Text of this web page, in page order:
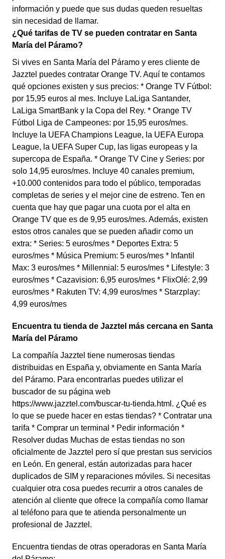
información y puede que sus dudas queden resueltas
sin necesidad de llamar.
¿Qué tarifas de TV se pueden contratar en Santa
María del Páramo?
Si vives en Santa María del Páramo y eres cliente de
Jazztel puedes contratar Orange TV. Aquí te contamos
qué opciones existen y sus precios: * Orange TV Fútbol:
por 15,95 euros al mes. Incluye LaLiga Santander,
LaLiga SmartBank y la Copa del Rey. * Orange TV
Fútbol Liga de Campeones: por 15,95 euros/mes.
Incluye la UEFA Champions League, la UEFA Europa
League, la UEFA Super Cup, las ligas europeas y la
supercopa de España. * Orange TV Cine y Series: por
solo 14,95 euros/mes. Incluye 40 canales premium,
+10.000 contenidos para todo el público, temporadas
completas de series y el mejor cine de estreno. Ten en
cuenta que hay que pagar una cuota por el alta en
Orange TV que es de 9,95 euros/mes. Además, existen
estos otros canales que se pueden añadir como un
extra: * Series: 5 euros/mes * Deportes Extra: 5
euros/mes * Música Premium: 5 euros/mes * Infantil
Max: 3 euros/mes * Millennial: 5 euros/mes * Lifestyle: 3
euros/mes * Cazavision: 6,95 euros/mes * FlixOlé: 2,99
euros/mes * Rakuten TV: 4,99 euros/mes * Starzplay:
4,99 euros/mes
Encuentra tu tienda de Jazztel más cercana en Santa
María del Páramo
La compañía Jazztel tiene numerosas tiendas
distribuidas en España y, obviamente en Santa María
del Páramo. Para encontrarlas puedes utilizar el
buscador de su página web
https://www.jazztel.com/buscar-tu-tienda.html. ¿Qué es
lo que se puede hacer en estas tiendas? * Contratar una
tarifa * Comprar un terminal * Pedir información *
Resolver dudas Muchas de estas tiendas no son
oficialmente de Jazztel pero sí que prestan sus servicios
en León. En general, están autorizadas para hacer
duplicados de SIM y reparaciones móviles. Si necesitas
cualquier otra cosa puedes recurrir a otros canales de
atención al cliente que ofrece la compañía como llamar
al teléfono para que te atienda personalmente un
profesional de Jazztel.
Encuentra tiendas de otras operadoras en Santa María